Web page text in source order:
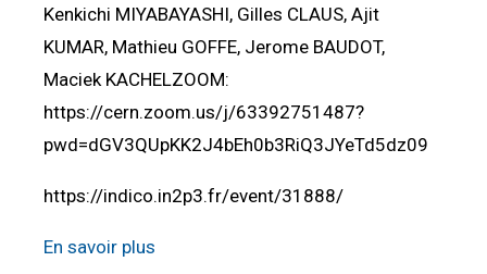
Kenkichi MIYABAYASHI, Gilles CLAUS, Ajit
KUMAR, Mathieu GOFFE, Jerome BAUDOT,
Maciek KACHELZOOM:
https://cern.zoom.us/j/63392751487?
pwd=dGV3QUpKK2J4bEh0b3RiQ3JYeTd5dz09
https://indico.in2p3.fr/event/31888/
En savoir plus